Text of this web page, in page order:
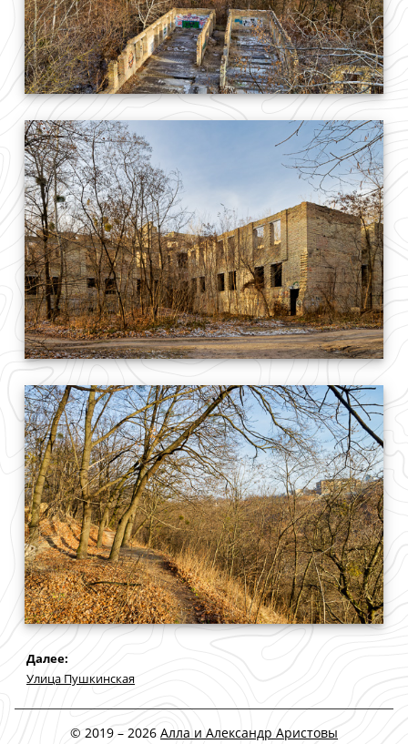
Дaлее:
Улица Пушкинская
© 2019 – 2026 Алла и Александр Аристовы